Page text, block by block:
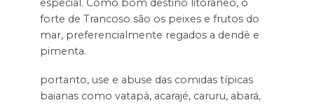
especial. Como bom destino litorâneo, o
forte de Trancoso são os peixes e frutos do
mar, preferencialmente regados a dendê e
pimenta.
portanto, use e abuse das comidas típicas
baianas como vatapá, acarajé, caruru, abará,